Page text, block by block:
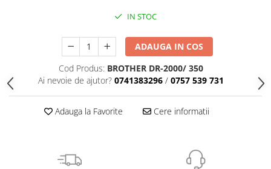
IN STOC
ADAUGA IN COS
Cod Produs: BROTHER DR-2000/ 350
Ai nevoie de ajutor? 0741383296 / 0757 539 731
Adauga la Favorite Cere informatii